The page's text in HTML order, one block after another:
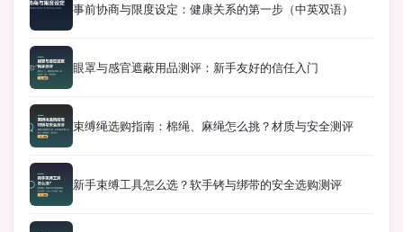
事前协商与限度设定：健康关系的第一步（中英双语）
眼罩与感官遮蔽用品测评：新手友好的信任入门
束缚绳选购指南：棉绳、麻绳怎么挑？材质与安全测评
新手束缚工具怎么选？软手铐与绑带的安全选购测评